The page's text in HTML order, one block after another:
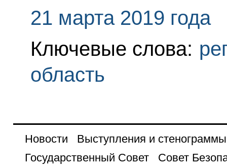
21 марта 2019 года
Ключевые слова:
область
Новости
Выступления и стенограммы
Государственный Совет
Совет